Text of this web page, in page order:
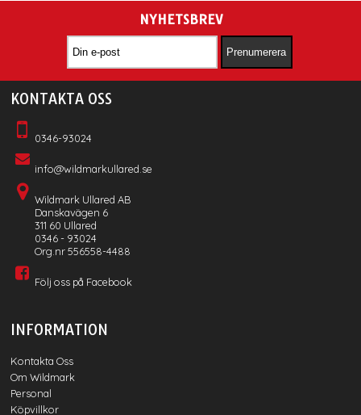
NYHETSBREV
KONTAKTA OSS
0346-93024
info@wildmarkullared.se
Wildmark Ullared AB
Danskavägen 6
311 60 Ullared
0346 - 93024
Org.nr 556558-4488
Följ oss på Facebook
INFORMATION
Kontakta Oss
Om Wildmark
Personal
Köpvillkor